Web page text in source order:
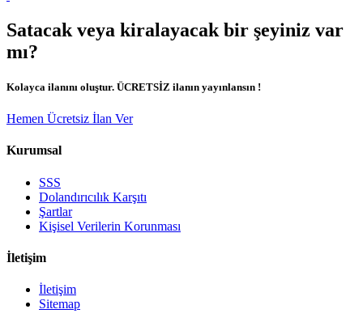
Satacak veya kiralayacak bir şeyiniz var
mı?
Kolayca ilanını oluştur. ÜCRETSİZ ilanın yayınlansın !
Hemen Ücretsiz İlan Ver
Kurumsal
SSS
Dolandırıcılık Karşıtı
Şartlar
Kişisel Verilerin Korunması
İletişim
İletişim
Sitemap